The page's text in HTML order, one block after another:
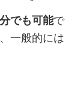
でも可能で
一般的には